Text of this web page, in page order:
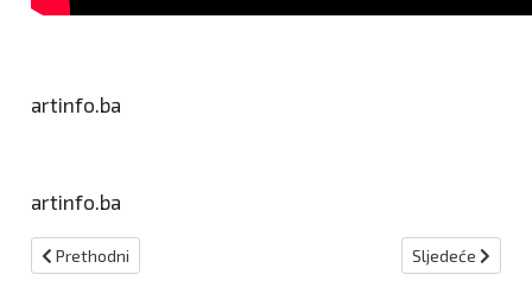
artinfo.ba
artinfo.ba
Prethodni članak: Lidija Bradara gošća BHT1 Uživo
Prethodni Sljedeći
Sljedeće